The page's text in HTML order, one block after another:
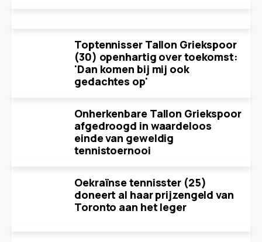
Toptennisser Tallon Griekspoor
(30) openhartig over toekomst:
'Dan komen bij mij ook
gedachtes op'
Onherkenbare Tallon Griekspoor
afgedroogd in waardeloos
einde van geweldig
tennistoernooi
Oekraïnse tennisster (25)
doneert al haar prijzengeld van
Toronto aan het leger